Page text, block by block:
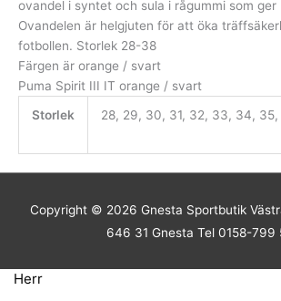
ovandel i syntet och sula i rågummi som ger
Ovandelen är helgjuten för att öka
fotbollen. Storlek 28-38
Färgen är orange / svart
Puma Spirit III IT orange / svart
Storlek
28, 29, 30, 31, 32, 33, 34,
Copyright © 2026 Gnesta Sportbutik
646 31 Gnesta Tel 0158-799
Herr